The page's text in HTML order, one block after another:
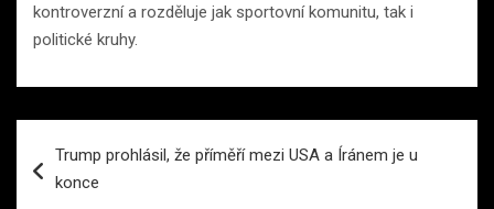
kontroverzní a rozděluje jak sportovní komunitu, tak i
politické kruhy.
proTrump prohlásil, že příměří mezi USA a Íránem je u
konce